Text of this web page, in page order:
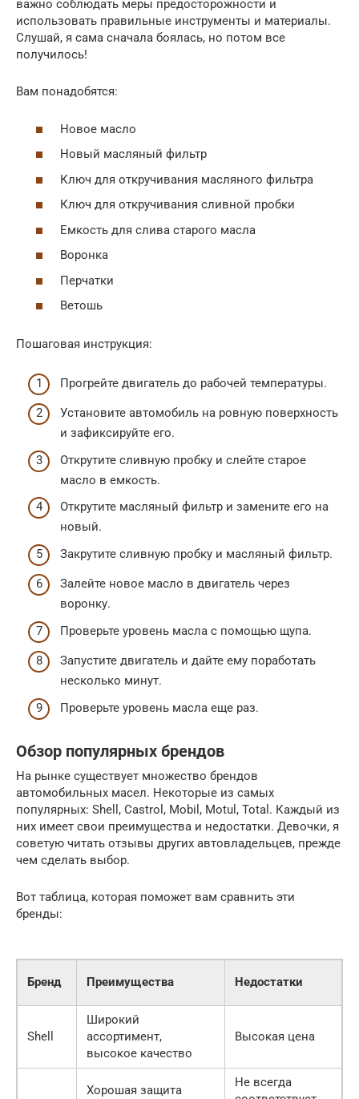
важно соблюдать меры предосторожности и
использовать правильные инструменты и материалы.
Слушай, я сама сначала боялась, но потом все
получилось!
Вам понадобятся:
Новое масло
Новый масляный фильтр
Ключ для откручивания масляного фильтра
Ключ для откручивания сливной пробки
Емкость для слива старого масла
Воронка
Перчатки
Ветошь
Пошаговая инструкция:
Прогрейте двигатель до рабочей температуры.
Установите автомобиль на ровную поверхность
и зафиксируйте его.
Открутите сливную пробку и слейте старое
масло в емкость.
Открутите масляный фильтр и замените его на
новый.
Закрутите сливную пробку и масляный фильтр.
Залейте новое масло в двигатель через
воронку.
Проверьте уровень масла с помощью щупа.
Запустите двигатель и дайте ему поработать
несколько минут.
Проверьте уровень масла еще раз.
Обзор популярных брендов
На рынке существует множество брендов
автомобильных масел. Некоторые из самых
популярных: Shell, Castrol, Mobil, Motul, Total. Каждый из
них имеет свои преимущества и недостатки. Девочки, я
советую читать отзывы других автовладельцев, прежде
чем сделать выбор.
Вот таблица, которая поможет вам сравнить эти
бренды:
Бренд Преимущества Недостатки
Shell
Широкий
ассортимент,
высокое качество
Высокая цена
Хорошая защита
Не всегда